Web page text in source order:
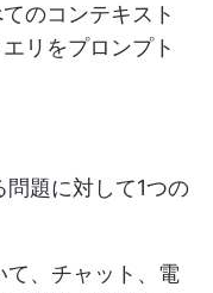
のコンテキスト
リをプロンプト
題に対して1つの
て、チャット、電